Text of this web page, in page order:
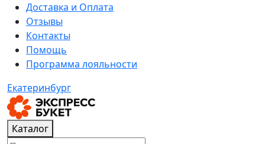
Доставка и Оплата
Отзывы
Контакты
Помощь
Программа лояльности
Екатеринбург
Каталог